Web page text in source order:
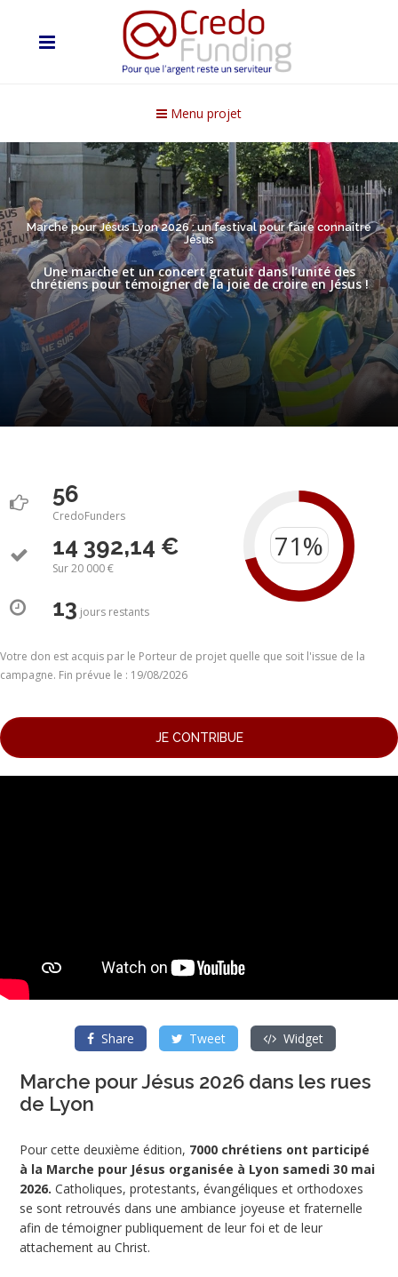
Menu projet
Marche pour Jésus Lyon 2026 : un festival pour faire connaître
Jésus
Une marche et un concert gratuit dans l’unité des
chrétiens pour témoigner de la joie de croire en Jésus !
56
CredoFunders
14 392,14 €
Sur 20 000 €
13 joursrestants
Votre don est acquis par le Porteur de projet quelle que soit l'issue de la
campagne. Fin prévue le : 19/08/2026
JE CONTRIBUE
Share Tweet Widget
Marche pour Jésus 2026 dans les rues
de Lyon
Pour cette deuxième édition, 7000 chrétiens ont participé
à la Marche pour Jésus organisée à Lyon samedi 30 mai
2026. Catholiques, protestants, évangéliques et orthodoxes
se sont retrouvés dans une ambiance joyeuse et fraternelle
afin de témoigner publiquement de leur foi et de leur
attachement au Christ.